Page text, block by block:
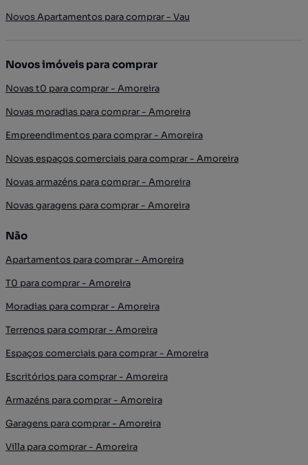
Novos Apartamentos para comprar - Vau
Novos imóveis para comprar
Novas t0 para comprar - Amoreira
Novas moradias para comprar - Amoreira
Empreendimentos para comprar - Amoreira
Novas espaços comerciais para comprar - Amoreira
Novas armazéns para comprar - Amoreira
Novas garagens para comprar - Amoreira
Não
Apartamentos para comprar - Amoreira
T0 para comprar - Amoreira
Moradias para comprar - Amoreira
Terrenos para comprar - Amoreira
Espaços comerciais para comprar - Amoreira
Escritórios para comprar - Amoreira
Armazéns para comprar - Amoreira
Garagens para comprar - Amoreira
Villa para comprar - Amoreira